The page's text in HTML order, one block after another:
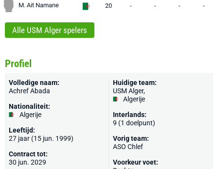
M. Ait Namane 20 - - - -
Alle USM Alger spelers
Profiel
Volledige naam:
Achref Abada
Nationaliteit:
Algerije
Leeftijd:
27 jaar (15 jun. 1999)
Contract tot:
30 jun. 2029
Huidige team:
USM Alger,
Algerije
Interlands:
9 (1 doelpunt)
Vorig team:
ASO Chlef
Voorkeur voet: